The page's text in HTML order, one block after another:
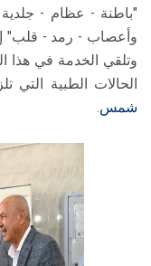
"باطنة - عظام -
وأعصاب - رمد - قلب"
الحالات الطبية
شمس.